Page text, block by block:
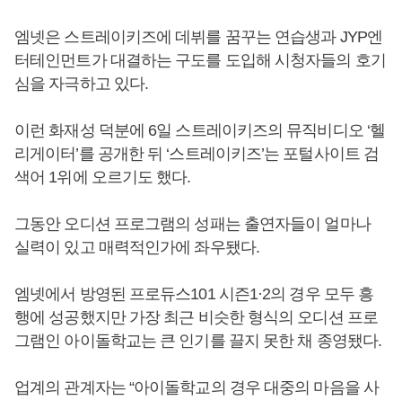
엠넷은 스트레이키즈에 데뷔를 꿈꾸는 연습생과 JYP엔
터테인먼트가 대결하는 구도를 도입해 시청자들의 호기
심을 자극하고 있다.
이런 화재성 덕분에 6일 스트레이키즈의 뮤직비디오 ‘헬
리게이터’를 공개한 뒤 ‘스트레이키즈’는 포털사이트 검
색어 1위에 오르기도 했다.
그동안 오디션 프로그램의 성패는 출연자들이 얼마나
실력이 있고 매력적인가에 좌우됐다.
엠넷에서 방영된 프로듀스101 시즌1·2의 경우 모두 흥
행에 성공했지만 가장 최근 비슷한 형식의 오디션 프로
그램인 아이돌학교는 큰 인기를 끌지 못한 채 종영됐다.
업계의 관계자는 “아이돌학교의 경우 대중의 마음을 사